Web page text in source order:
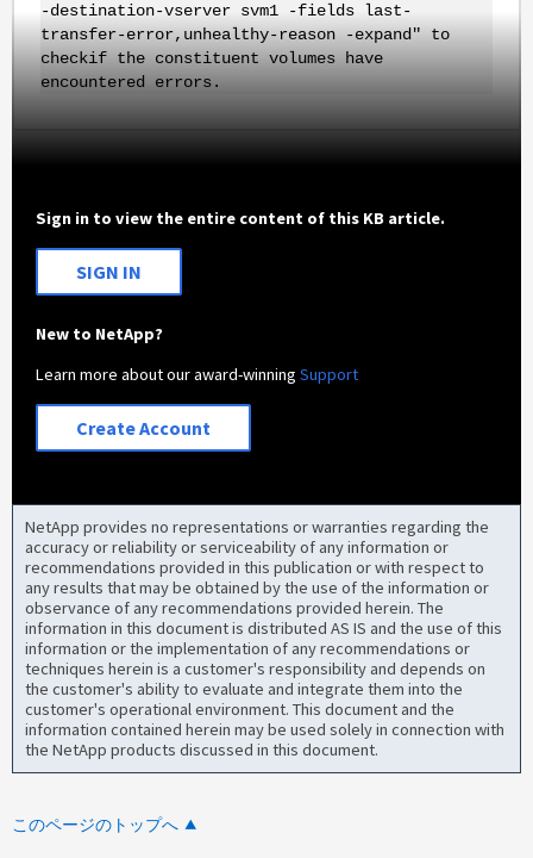
-destination-vserver svm1 -fields last-
transfer-error,unhealthy-reason -expand" to
checkif the constituent volumes have
encountered errors.
Sign in to view the entire content of this KB article.
SIGN IN
New to NetApp?
Learn more about our award-winningSupport
Create Account
NetApp provides no representations or warranties regarding the
accuracy or reliability or serviceability of any information or
recommendations provided in this publication or with respect to
any results that may be obtained by the use of the information or
observance of any recommendations provided herein. The
information in this document is distributed AS IS and the use of this
information or the implementation of any recommendations or
techniques herein is a customer's responsibility and depends on
the customer's ability to evaluate and integrate them into the
customer's operational environment. This document and the
information contained herein may be used solely in connection with
the NetApp products discussed in this document.
このページのトップへ